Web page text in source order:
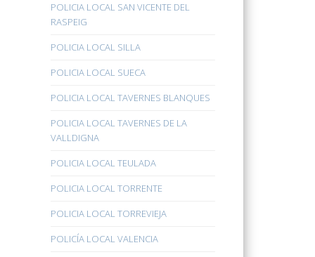
POLICIA LOCAL SAN VICENTE DEL
RASPEIG
POLICIA LOCAL SILLA
POLICIA LOCAL SUECA
POLICIA LOCAL TAVERNES BLANQUES
POLICIA LOCAL TAVERNES DE LA
VALLDIGNA
POLICIA LOCAL TEULADA
POLICIA LOCAL TORRENTE
POLICIA LOCAL TORREVIEJA
POLICÍA LOCAL VALENCIA